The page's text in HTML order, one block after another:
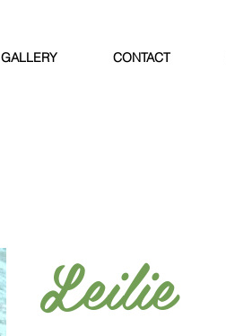
GALLERY CONTACT
Leilie